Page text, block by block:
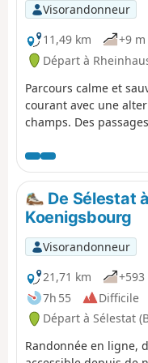
Visorandonneur
11,49 km
+9 m
Départ à
Parcours calme et
courant avec une
champs. Des
embarcation légère et
De Sélestat
Koenigsbourg
Visorandonneur
21,71 km
+593
7h 55
Difficile
Départ à Sélestat
Randonnée en ligne,